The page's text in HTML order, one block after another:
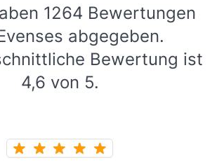
1264 Bewertungen
abgegeben.
Bewertung ist
4,6 von 5.